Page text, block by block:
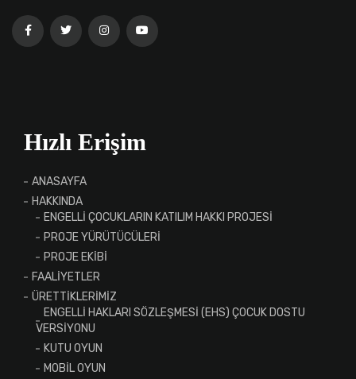
Hızlı Erişim
ANASAYFA
HAKKINDA
ENGELLİ ÇOCUKLARIN KATILIM HAKKI PROJESİ
PROJE YÜRÜTÜCÜLERİ
PROJE EKİBİ
FAALİYETLER
ÜRETTİKLERİMİZ
ENGELLİ HAKLARI SÖZLEŞMESİ (EHS) ÇOCUK DOSTU
VERSİYONU
KUTU OYUN
MOBİL OYUN